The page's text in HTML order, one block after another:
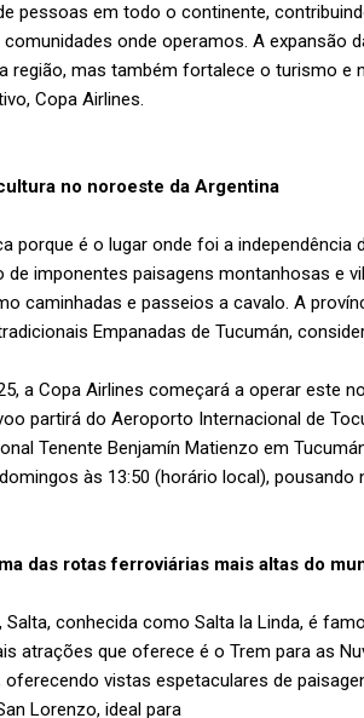
pessoas em todo o continente,
onde operamos. A expansão
região, mas também fortalece o turismo e
Copa Airlines.
no noroeste da Argentina
porque é o lugar onde foi a independência
de imponentes paisagens montanhosas e
caminhadas e passeios a cavalo. A
Empanadas de Tucumán,
a Copa Airlines começará a operar este
partirá do Aeroporto Internacional de
Tenente Benjamín Matienzo em
às 13:50 (horário local), pousando
das rotas ferroviárias mais altas do
conhecida como Salta la Linda, é
atrações que oferece é o Trem para as
vistas espetaculares de
Lorenzo, ideal para